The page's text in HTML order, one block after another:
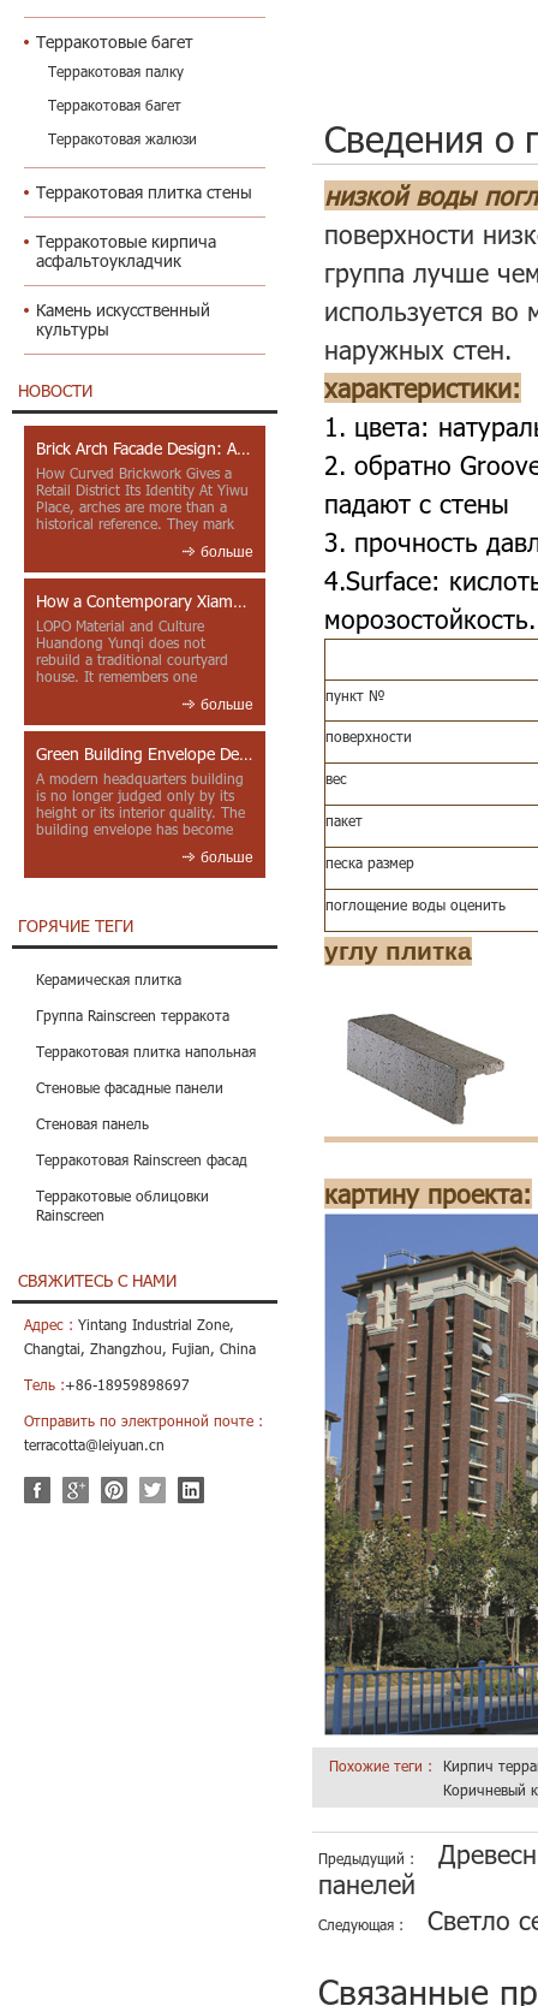
Терракотовые багет
Терракотовая палку
Терракотовая багет
Терракотовая жалюзи
Терракотовая плитка стены
Терракотовые кирпича
асфальтоукладчик
Камень искусственный
культуры
НОВОСТИ
Brick Arch Facade Design: A Closer Look at Yiwu Place
How Curved Brickwork Gives a
Retail District Its Identity At Yiwu
Place, arches are more than a
historical reference. They mark
больше
How a Contemporary Xiamen Project Reframes Minnan Red Brick
LOPO Material and Culture
Huandong Yunqi does not
rebuild a traditional courtyard
house. It remembers one
больше
Green Building Envelope Design: Clay Sunscreen Fins for Modern Headquarters Architecture
A modern headquarters building
is no longer judged only by its
height or its interior quality. The
building envelope has become
больше
ГОРЯЧИЕ ТЕГИ
Керамическая плитка
Группа Rainscreen терракота
Терракотовая плитка напольная
Стеновые фасадные панели
Стеновая панель
Терракотовая Rainscreen фасад
Терракотовые облицовки
Rainscreen
СВЯЖИТЕСЬ С НАМИ
Адрес : Yintang Industrial Zone,
Changtai, Zhangzhou, Fujian, China
Тель :+86-18959898697
Отправить по электронной почте :
terracotta@leiyuan.cn
Сведения о
низкой воды
поверхности
группа лучше
используется во
наружных стен.
характеристики:
1. цвета:
2. обратно
падают с стены
3. прочность
4.Surface:
морозостойкость.
пункт №
поверхности
вес
пакет
песка размер
поглощение воды оценить
углу плитка
картину проекта:
Похожие теги :
Кирпич
Коричневый
Предыдущий :
панелей
Следующая : Светло
Связанные